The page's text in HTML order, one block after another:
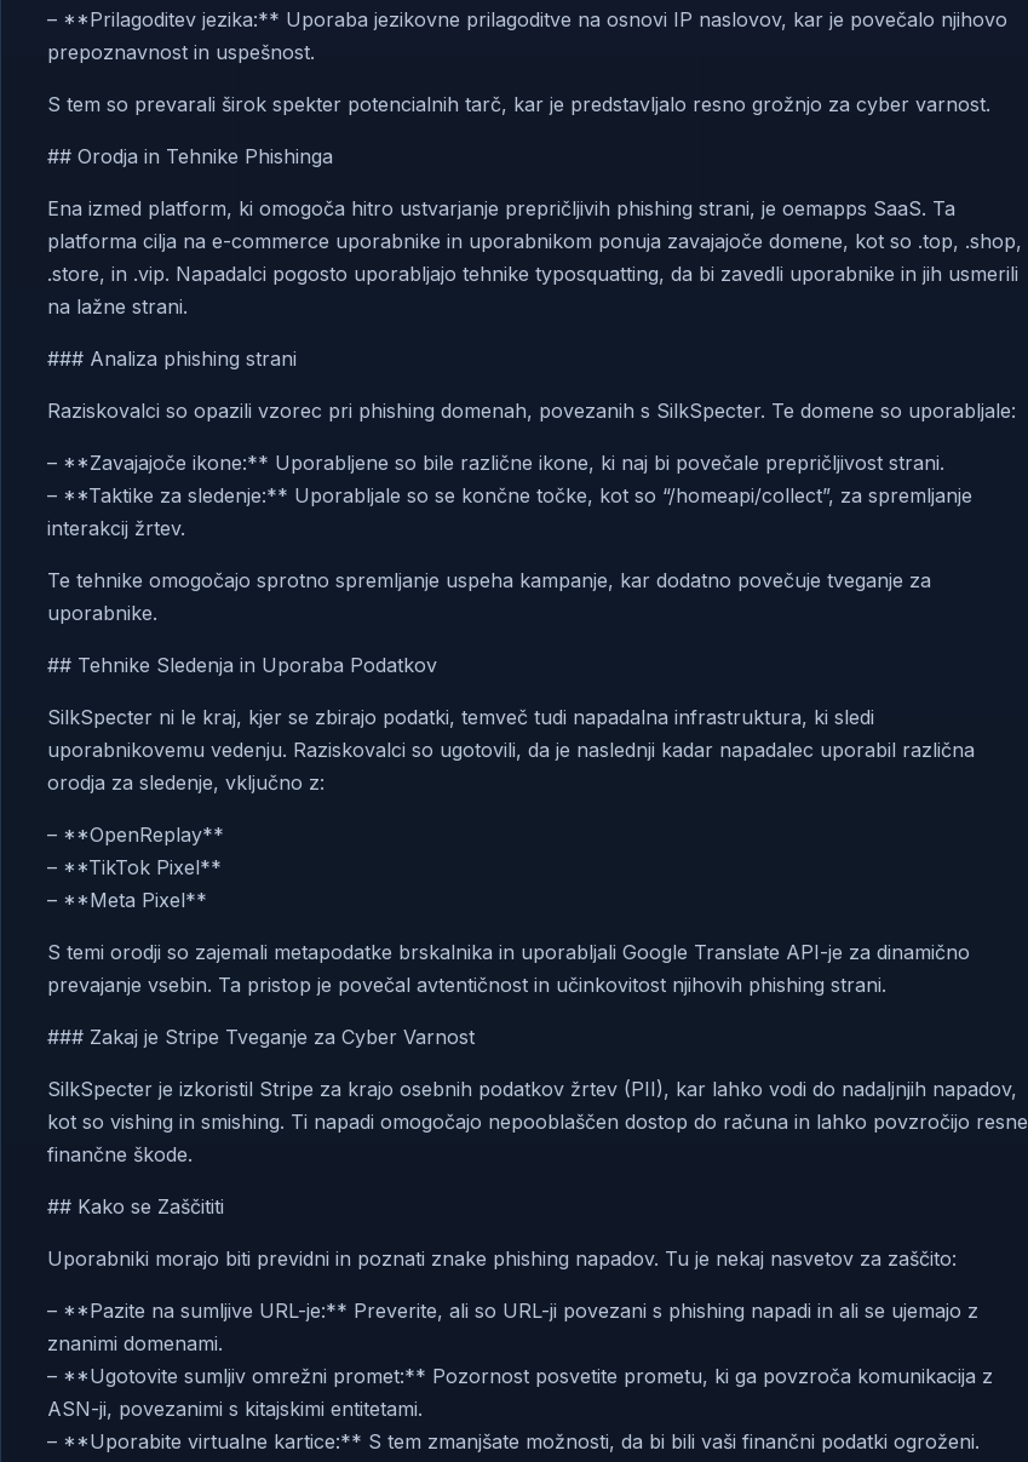
– **Prilagoditev jezika:** Uporaba jezikovne prilagoditve na osnovi IP naslovov, kar je povečalo njihovo
prepoznavnost in uspešnost.
S tem so prevarali širok spekter potencialnih tarč, kar je predstavljalo resno grožnjo za cyber varnost.
## Orodja in Tehnike Phishinga
Ena izmed platform, ki omogoča hitro ustvarjanje prepričljivih phishing strani, je oemapps SaaS. Ta
platforma cilja na e-commerce uporabnike in uporabnikom ponuja zavajajoče domene, kot so .top, .shop,
.store, in .vip. Napadalci pogosto uporabljajo tehnike typosquatting, da bi zavedli uporabnike in jih usmerili
na lažne strani.
### Analiza phishing strani
Raziskovalci so opazili vzorec pri phishing domenah, povezanih s SilkSpecter. Te domene so uporabljale:
– **Zavajajoče ikone:** Uporabljene so bile različne ikone, ki naj bi povečale prepričljivost strani.
– **Taktike za sledenje:** Uporabljale so se končne točke, kot so “/homeapi/collect”, za spremljanje
interakcij žrtev.
Te tehnike omogočajo sprotno spremljanje uspeha kampanje, kar dodatno povečuje tveganje za
uporabnike.
## Tehnike Sledenja in Uporaba Podatkov
SilkSpecter ni le kraj, kjer se zbirajo podatki, temveč tudi napadalna infrastruktura, ki sledi
uporabnikovemu vedenju. Raziskovalci so ugotovili, da je naslednji kadar napadalec uporabil različna
orodja za sledenje, vključno z:
– **OpenReplay**
– **TikTok Pixel**
– **Meta Pixel**
S temi orodji so zajemali metapodatke brskalnika in uporabljali Google Translate API-je za dinamično
prevajanje vsebin. Ta pristop je povečal avtentičnost in učinkovitost njihovih phishing strani.
### Zakaj je Stripe Tveganje za Cyber Varnost
SilkSpecter je izkoristil Stripe za krajo osebnih podatkov žrtev (PII), kar lahko vodi do nadaljnjih napadov,
kot so vishing in smishing. Ti napadi omogočajo nepooblaščen dostop do računa in lahko povzročijo resne
finančne škode.
## Kako se Zaščititi
Uporabniki morajo biti previdni in poznati znake phishing napadov. Tu je nekaj nasvetov za zaščito:
– **Pazite na sumljive URL-je:** Preverite, ali so URL-ji povezani s phishing napadi in ali se ujemajo z
znanimi domenami.
– **Ugotovite sumljiv omrežni promet:** Pozornost posvetite prometu, ki ga povzroča komunikacija z
ASN-ji, povezanimi s kitajskimi entitetami.
– **Uporabite virtualne kartice:** S tem zmanjšate možnosti, da bi bili vaši finančni podatki ogroženi.